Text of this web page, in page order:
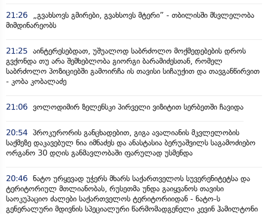
21:26
„გვახსოვს გმირები, გვახსოვს მტერი” - თბილისში მსვლელობა
მიმდინარეობს
21:25 აინტერესებდათ, უშუალოდ საბრძოლო მოქმედებების დროს
გვქონდა თუ არა შემხებლობა გიორგი ბარამიძესთან, რომელ
საბრძოლო პოზიციებში გამოირჩა ის თავისი სიჩაუქით და თავგანწირვით
- კობა კობალაძე
21:06 ვოლოდიმირ ზელენსკი პირველი ვიზიტით სერბეთში ჩავიდა
20:54 პროკურორის განცხადებით, გიგა ავალიანის მკვლელობის
საქმეზე დაკავებულ ნია იმნაძეს და ანასტასია ბერუაშვილს საგამოძიებო
ორგანო 30 დღის განმავლობაში ფარულად უსმენდა
20:46 ნატო ურყევად უჭერს მხარს საქართველოს სუვერენიტეტსა და
ტერიტორიულ მთლიანობას, რუსეთმა უნდა გაიყვანოს თავისი
საოკუპაციო ძალები საქართველოს ტერიტორიიდან - ნატო-ს
გენერალური მდივნის სპეციალური წარმომადგენელი კევინ ჰამილტონი